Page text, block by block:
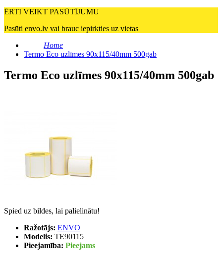
ĒRTI VEIKT PASŪTĪJUMU
Pasūti envo.lv vai brauc iepirkties uz vietas
Home
Termo Eco uzlīmes 90x115/40mm 500gab
Termo Eco uzlīmes 90x115/40mm 500gab
Spied uz bildes, lai palielinātu!
Ražotājs: ENVO
Modelis: TE90115
Pieejamība: Pieejams